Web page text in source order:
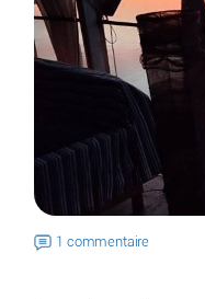
1 commentaire